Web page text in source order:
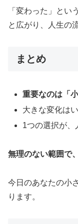
「変わった」とい
と広がり、人生の
まとめ
重要なのは「
大きな変化は
1つの選択が、
無理のない範囲で
今日のあなたの小
ります。